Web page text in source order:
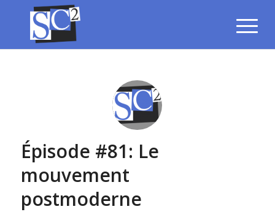
Épisode #81: Le
mouvement
postmoderne